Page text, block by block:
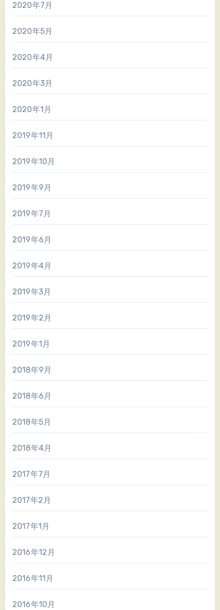
2020年7月
2020年5月
2020年4月
2020年3月
2020年1月
2019年11月
2019年10月
2019年9月
2019年7月
2019年6月
2019年4月
2019年3月
2019年2月
2019年1月
2018年9月
2018年6月
2018年5月
2018年4月
2017年7月
2017年2月
2017年1月
2016年12月
2016年11月
2016年10月